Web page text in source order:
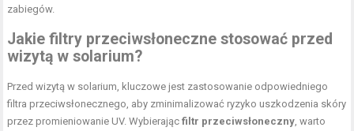
zabiegów.
Jakie filtry przeciwsłoneczne stosować przed
wizytą w solarium?
Przed wizytą w solarium, kluczowe jest zastosowanie odpowiedniego
filtra przeciwsłonecznego, aby zminimalizować ryzyko uszkodzenia skóry
przez promieniowanie UV. Wybierającfiltr przeciwsłoneczny , warto